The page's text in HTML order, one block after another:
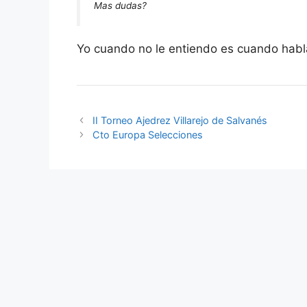
Mas dudas?
Yo cuando no le entiendo es cuando
II Torneo Ajedrez Villarejo de Salvanés
Cto Europa Selecciones